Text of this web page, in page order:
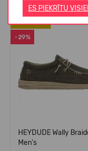
ES PIEKRĪTU
-29%
HEYDUDE Wally
Men's